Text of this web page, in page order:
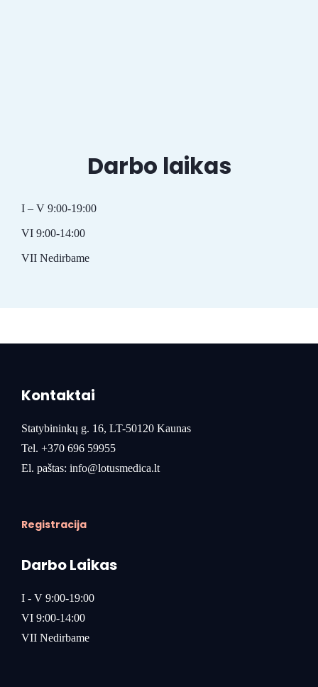
Darbo laikas
I – V 9:00-19:00
VI 9:00-14:00
VII Nedirbame
Kontaktai
Statybininkų g. 16, LT-50120 Kaunas
Tel. +370 696 59955
El. paštas: info@lotusmedica.lt
Registracija
Darbo Laikas
I - V 9:00-19:00
VI 9:00-14:00
VII Nedirbame